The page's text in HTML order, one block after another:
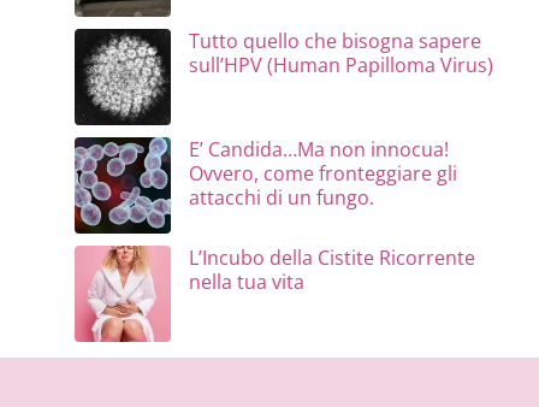
Tutto quello che bisogna sapere
sull’HPV (Human Papilloma Virus)
E’ Candida…Ma non innocua!
Ovvero, come fronteggiare gli
attacchi di un fungo.
L’Incubo della Cistite Ricorrente
nella tua vita